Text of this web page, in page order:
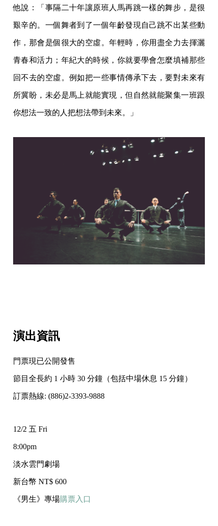
他說：「事隔二十年讓原班人馬再跳一樣的舞步，是很
艱辛的。一個舞者到了一個年齡發現自己跳不出某些動
作，那會是個很大的空虛。年輕時，你用盡全力去揮灑
青春和活力；年紀大的時候，你就要學會怎麼填補那些
回不去的空虛。例如把一些事情傳承下去，要對未來有
所冀盼，未必是馬上就能實現，但自然就能聚集一班跟
你想法一致的人把想法帶到未來。」
演出資訊
門票現已公開發售
節目全長約 1 小時 30 分鐘（包括中場休息 15 分鐘）
訂票熱線: (886)2-3393-9888
12/2 五 Fri
8:00pm
淡水雲門劇場
新台幣 NT$ 600
《男生》專場購票入口